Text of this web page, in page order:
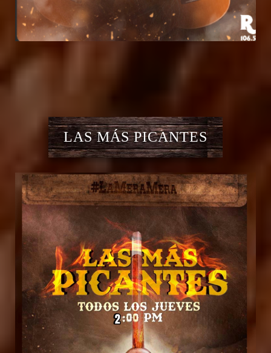
LAS MÁS PICANTES